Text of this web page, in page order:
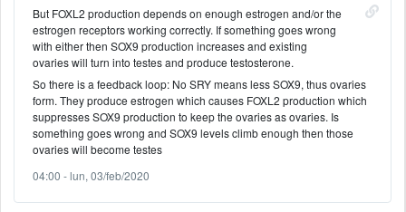
But FOXL2 production depends on enough estrogen and/or the
estrogen receptors working correctly. If something goes wrong
with either then SOX9 production increases and existing
ovaries will turn into testes and produce testosterone.
So there is a feedback loop: No SRY means less SOX9, thus ovaries
form. They produce estrogen which causes FOXL2 production which
suppresses SOX9 production to keep the ovaries as ovaries. Is
something goes wrong and SOX9 levels climb enough then those
ovaries will become testes
04:00 - lun, 03/feb/2020